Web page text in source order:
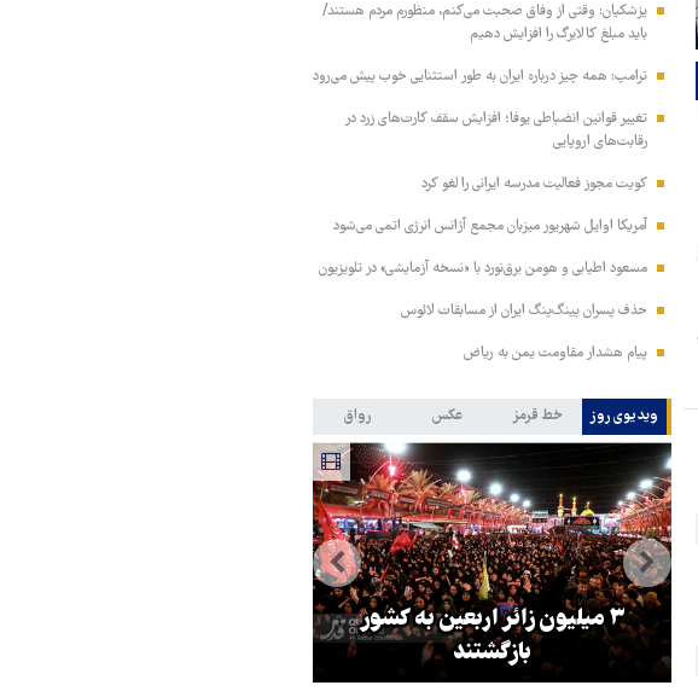
پزشکیان: وقتی از وفاق صحبت می‌کنم، منظورم مردم هستند/
باید مبلغ کالابرگ را افزایش دهیم
ترامپ: همه چیز درباره ایران به طور استثنایی خوب پیش می‌رود
تغییر قوانین انضباطی یوفا؛ افزایش سقف کارت‌های زرد در
رقابت‌های اروپایی
کویت مجوز فعالیت مدرسه ایرانی را لغو کرد
آمریکا اوایل شهریور میزبان مجمع آژانس انرژی اتمی می‌شود
مسعود اطیابی و هومن برق‌نورد با «نسخه آزمایشی» در تلویزیون
حذف پسران پینگ‌پنگ ایران از مسابقات لائوس
پیام هشدار مقاومت یمن به ریاض
ویدیوی روز خط قرمز عکس رواق
۳ میلیون زائر اربعین به کشور
بازگشتند